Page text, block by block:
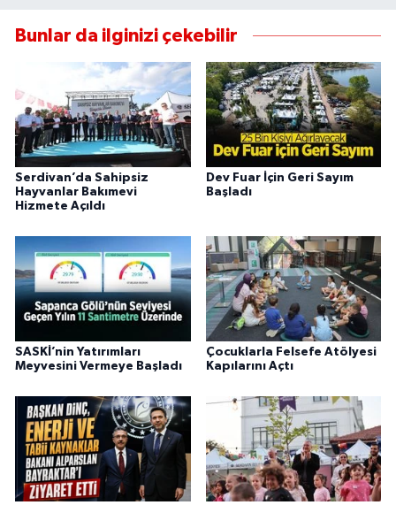
Bunlar da ilginizi çekebilir
Serdivan’da Sahipsiz
Hayvanlar Bakımevi
Hizmete Açıldı
Dev Fuar İçin Geri Sayım
Başladı
SASKİ’nin Yatırımları
Meyvesini Vermeye Başladı
Çocuklarla Felsefe Atölyesi
Kapılarını Açtı